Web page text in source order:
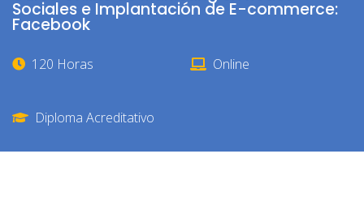
Sociales e Implantación de E-commerce:
Facebook
120 Horas Online
Diploma Acreditativo